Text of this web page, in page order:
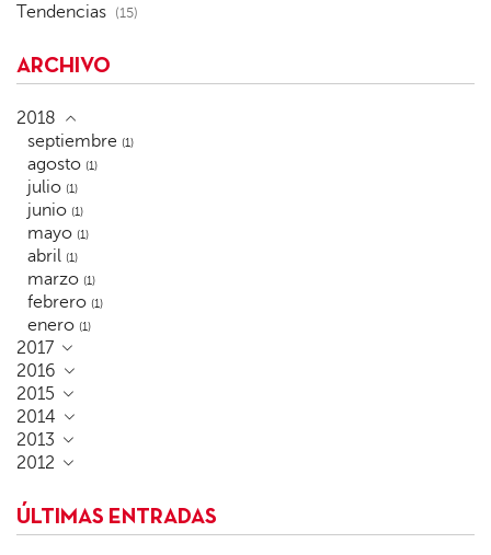
Tendencias (15)
ARCHIVO
2018
septiembre (1)
agosto (1)
julio (1)
junio (1)
mayo (1)
abril (1)
marzo (1)
febrero (1)
enero (1)
2017
2016
2015
2014
2013
2012
ÚLTIMAS ENTRADAS